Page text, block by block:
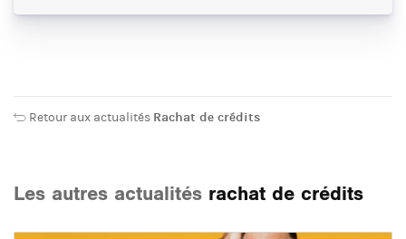
Retour aux actualités Rachat de crédits
Les autres actualités rachat de crédits